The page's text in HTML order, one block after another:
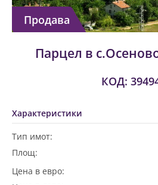
Продава
Парцел в
КОД:
Характеристики
Тип имот:
Площ:
Цена в евро: